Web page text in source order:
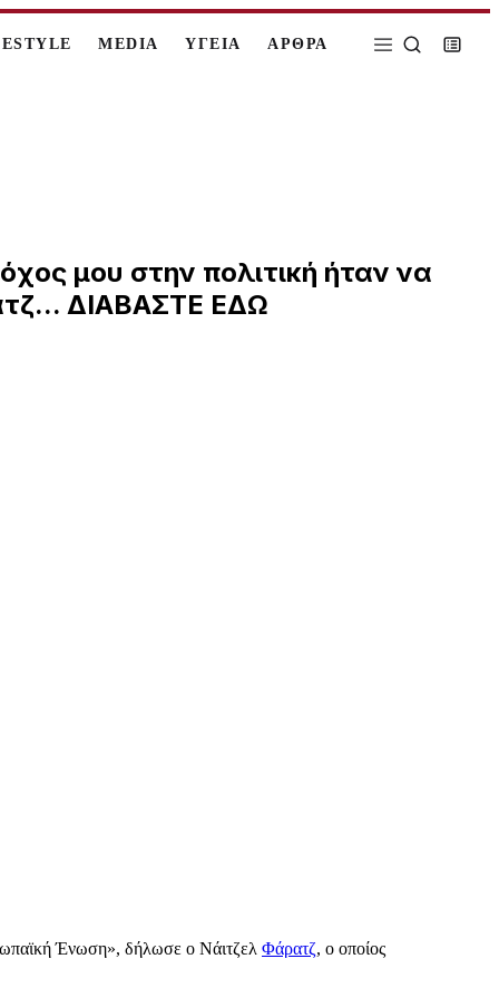
MEDIA ΥΓΕΙΑ ΑΡΘΡΑ
μου στην πολιτική ήταν να
ΔΙΑΒΑΣΤΕ ΕΔΩ
Ένωση», δήλωσε ο Νάιτζελ Φάρατζ, ο οποίος